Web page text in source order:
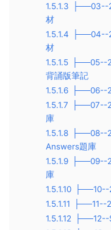
1.5.1.3
├──03--
材
1.5.1.4
├──04--
材
1.5.1.5
├──05--
背誦版筆記
1.5.1.6
├──06--
1.5.1.7
├──07--
庫
1.5.1.8
├──08--
Answers題庫
1.5.1.9
├──09--
庫
1.5.1.10
├──10--
1.5.1.11
├──11--
1.5.1.12
├──12--